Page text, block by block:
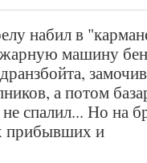
набил в
машину
а потом
спалил... Но на
прибывших и